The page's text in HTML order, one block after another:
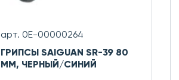
арт. 0Е-00000264
ГРИПСЫ SAIGUAN SR-39 80
ММ, ЧЕРНЫЙ/СИНИЙ